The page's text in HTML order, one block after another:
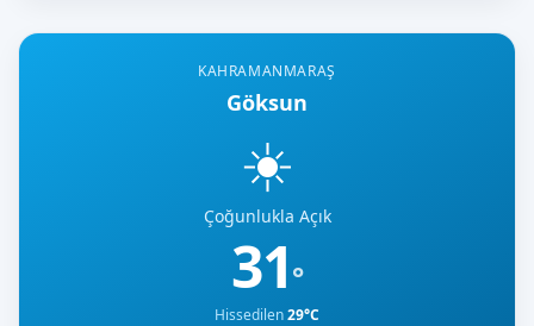
KAHRAMANMARAŞ
Göksun
☀️
Çoğunlukla Açık
31°
Hissedilen29°C